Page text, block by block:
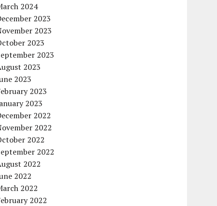
2024
2023
2023
2023
2023
2023
2023
2023
2023
2022
2022
2022
2022
2022
2022
2022
2022